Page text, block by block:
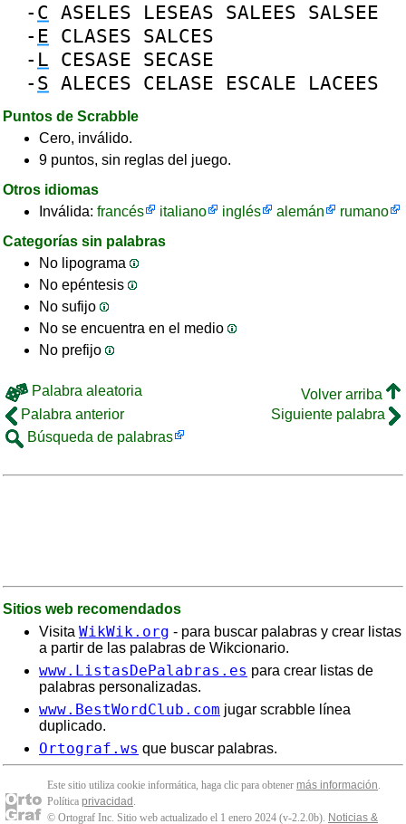
- C ASELES LESEAS SALEES SALSEE
- E CLASES SALCES
- L CESASE SECASE
- S ALECES CELASE ESCALE LACEES
Puntos de Scrabble
Cero, inválido.
9 puntos, sin reglas del juego.
Otros idiomas
Inválida: francés italiano inglés alemán
rumano
Categorías sin palabras
No lipograma
No epéntesis
No sufijo
No se encuentra en el medio
No prefijo
Palabra aleatoria
Volver arriba
Palabra anterior
Siguiente palabra
Búsqueda de palabras
Sitios web recomendados
Visita WikWik.org - para buscar palabras y crear listas
a partir de las palabras de Wikcionario.
www.ListasDePalabras.es para crear listas de
palabras personalizadas.
www.BestWordClub.com jugar scrabble línea
duplicado.
Ortograf.ws que buscar palabras.
Este sitio utiliza cookie informática, haga clic para obtener más información.
Política privacidad .
© Ortograf Inc. Sitio web actualizado el 1 enero 2024 (v-2.2.0b). Noticias &